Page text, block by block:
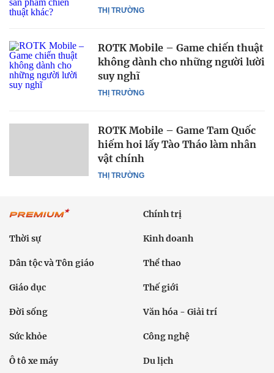
THỊ TRƯỜNG
THỊ TRƯỜNG
ROTK Mobile – Game chiến thuật
không dành cho những người lười
suy nghĩ
THỊ TRƯỜNG
ROTK Mobile – Game Tam Quốc
hiếm hoi lấy Tào Tháo làm nhân
vật chính
Chính trị
Thời sự Kinh doanh
Dân tộc và Tôn giáo Thể thao
Giáo dục Thế giới
Đời sống Văn hóa - Giải trí
Sức khỏe Công nghệ
Ô tô xe máy Du lịch